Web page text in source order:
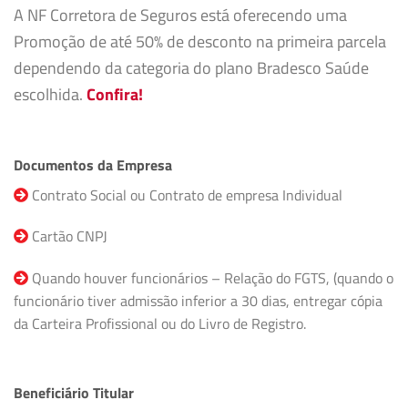
A NF Corretora de Seguros está oferecendo uma
Promoção de até 50% de desconto na primeira parcela
dependendo da categoria do plano Bradesco Saúde
escolhida.Confira!
Documentos da Empresa
Contrato Social ou Contrato de empresa Individual
Cartão CNPJ
Quando houver funcionários – Relação do FGTS, (quando o
funcionário tiver admissão inferior a 30 dias, entregar cópia
da Carteira Profissional ou do Livro de Registro.
Beneficiário Titular